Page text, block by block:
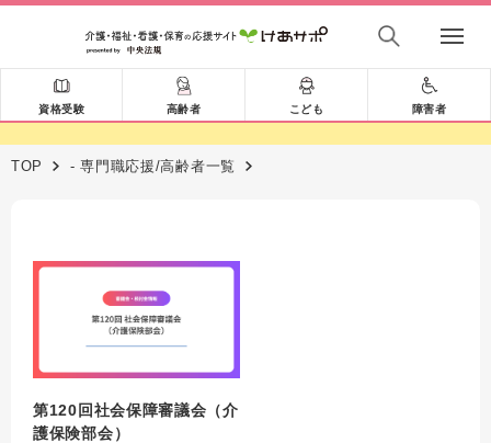
資格受験 高齢者 こども 障害者
TOP - 専門職応援/高齢者一覧
第120回社会保障審議会（介
護保険部会）